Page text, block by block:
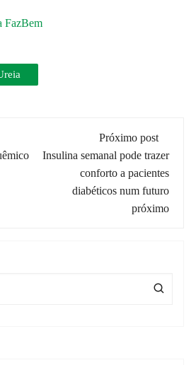
FazBem
Próximo post
Insulina semanal pode trazer
conforto a pacientes
diabéticos num futuro
próximo